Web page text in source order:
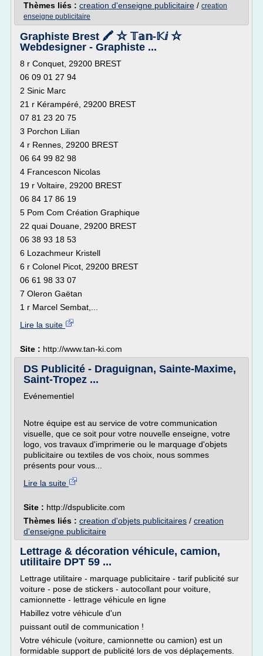
Thèmes liés : creation d'enseigne publicitaire / creation
enseigne publicitaire
Graphiste Brest 🖍 ☆ 𝕋𝕒𝕟-𝕂ⅈ ☆
Webdesigner - Graphiste ...
8 r Conquet, 29200 BREST
06 09 01 27 94
2 Sinic Marc
21 r Kérampéré, 29200 BREST
07 81 23 20 75
3 Porchon Lilian
4 r Rennes, 29200 BREST
06 64 99 82 98
4 Francescon Nicolas
19 r Voltaire, 29200 BREST
06 84 17 86 19
5 Pom Com Création Graphique
22 quai Douane, 29200 BREST
06 38 93 18 53
6 Lozachmeur Kristell
6 r Colonel Picot, 29200 BREST
06 61 98 33 07
7 Oleron Gaëtan
1 r Marcel Sembat,...
Lire la suite
Site : http://www.tan-ki.com
DS Publicité - Draguignan, Sainte-Maxime,
Saint-Tropez ...
Evénementiel
Notre équipe est au service de votre communication
visuelle, que ce soit pour votre nouvelle enseigne, votre
logo, vos travaux d'imprimerie ou le marquage d'objets
publicitaire ou textiles de vos choix, nous sommes
présents pour vous...
Lire la suite
Site : http://dspublicite.com
Thèmes liés : creation d'objets publicitaires / creation
d'enseigne publicitaire
Lettrage & décoration véhicule, camion,
utilitaire DPT 59 ...
Lettrage utilitaire - marquage publicitaire - tarif publicité sur
voiture - pose de stickers - autocollant pour voiture,
camionnette - lettrage véhicule en ligne
Habillez votre véhicule d'un
puissant outil de communication !
Votre véhicule (voiture, camionnette ou camion) est un
formidable support de publicité lors de vos déplaçements.